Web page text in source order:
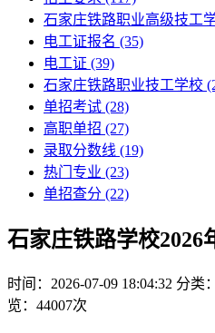
石家庄铁路职业高级技工
电工证报名 (35)
电工证 (39)
石家庄铁路职业技工学校
单招考试 (28)
高职单招 (27)
录取分数线 (19)
热门专业 (23)
单招查分 (22)
石家庄铁路学校2026
时间：2026-07-09 18:04:32 分类：
览：44007次